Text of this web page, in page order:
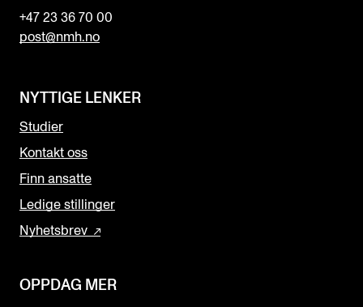
+47 23 36 70 00
post@nmh.no
NYTTIGE LENKER
Studier
Kontakt oss
Finn ansatte
Ledige stillinger
Nyhetsbrev
OPPDAG MER